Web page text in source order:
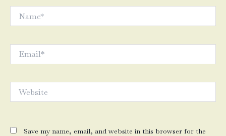
Save my name, email, and website in this browser for the